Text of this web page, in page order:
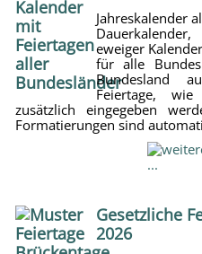
Jahreskalender
eweiger
für alle
Bundesland
Feiertage,
zusätzlich eingegeben
Formatierungen sind
Gesetzliche
2026